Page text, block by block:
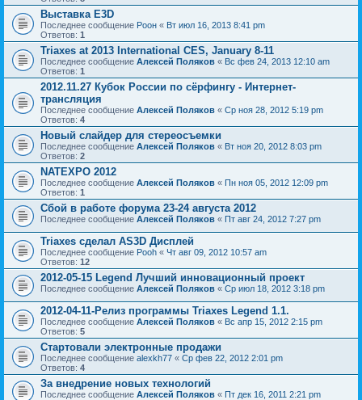
Выставка Е3D
Последнее сообщение Pоон « Вт июл 16, 2013 8:41 pm
Ответов: 1
Triaxes at 2013 International CES, January 8-11
Последнее сообщение Алексей Поляков « Вс фев 24, 2013 12:10 am
Ответов: 1
2012.11.27 Кубок России по сёрфингу - Интернет-
трансляция
Последнее сообщение Алексей Поляков « Ср ноя 28, 2012 5:19 pm
Ответов: 4
Новый слайдер для стереосъемки
Последнее сообщение Алексей Поляков « Вт ноя 20, 2012 8:03 pm
Ответов: 2
NATEXPO 2012
Последнее сообщение Алексей Поляков « Пн ноя 05, 2012 12:09 pm
Ответов: 1
Сбой в работе форума 23-24 августа 2012
Последнее сообщение Алексей Поляков « Пт авг 24, 2012 7:27 pm
Triaxes сделал AS3D Дисплей
Последнее сообщение Pooh « Чт авг 09, 2012 10:57 am
Ответов: 12
2012-05-15 Legend Лучший инновационный проект
Последнее сообщение Алексей Поляков « Ср июл 18, 2012 3:18 pm
2012-04-11-Релиз программы Triaxes Legend 1.1.
Последнее сообщение Алексей Поляков « Вс апр 15, 2012 2:15 pm
Ответов: 5
Стартовали электронные продажи
Последнее сообщение alexkh77 « Ср фев 22, 2012 2:01 pm
Ответов: 4
За внедрение новых технологий
Последнее сообщение Алексей Поляков « Пт дек 16, 2011 2:21 pm